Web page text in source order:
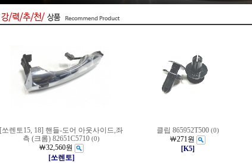
[쏘렌토15, 18] 핸들-도어 아웃사이드,좌
측 (크롬) 82651C5710 (0)
￦32,560원
[쏘렌토]
클립 865952T500 (0)
￦271원
[K5]